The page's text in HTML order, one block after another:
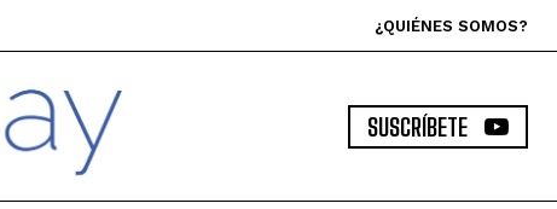
¿QUIÉNES SOMOS?
SUSCRÍBETE